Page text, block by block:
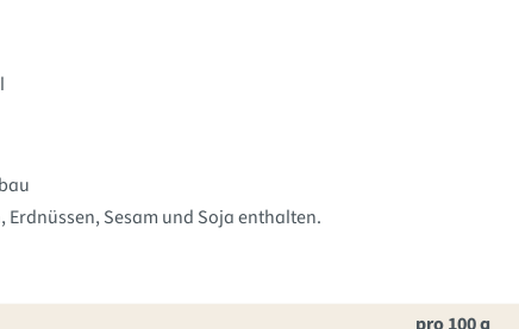
Sesam und Soja enthalten.